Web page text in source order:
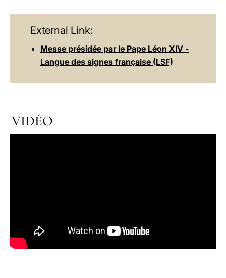
External Link:
Messe présidée par le Pape Léon XIV -
Langue des signes française (LSF)
VIDÉO